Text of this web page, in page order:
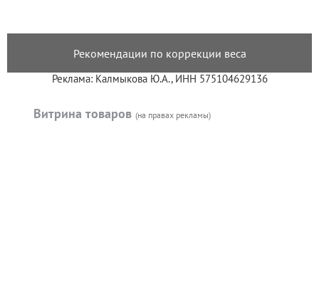
Рекомендации по коррекции веса
Реклама: Калмыкова Ю.А., ИНН 575104629136
Витрина товаров (на правах рекламы)